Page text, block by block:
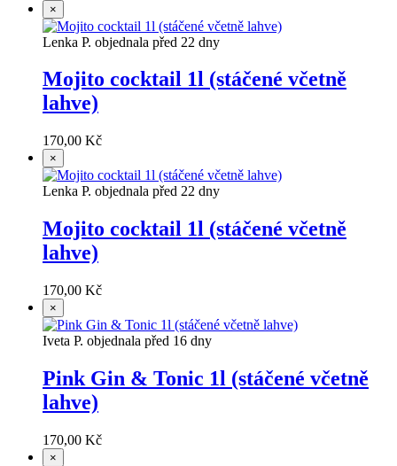
×
Lenka P. objednala před 22 dny
Mojito cocktail 1l (stáčené včetně
lahve)
170,00 Kč
×
Lenka P. objednala před 22 dny
Mojito cocktail 1l (stáčené včetně
lahve)
170,00 Kč
×
Iveta P. objednala před 16 dny
Pink Gin & Tonic 1l (stáčené včetně
lahve)
170,00 Kč
×